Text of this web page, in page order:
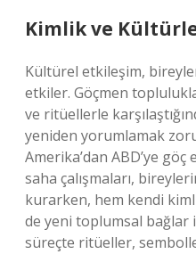
Kimlik ve
Kültürel etkileşim,
etkiler. Göçmen
ve ritüellerle
yeniden yorumlamak
Amerika’dan ABD’ye
saha çalışmaları,
kurarken, hem kendi
de yeni toplumsal
süreçte ritüeller,